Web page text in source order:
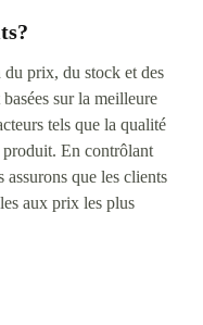
prix, du stock et des
sur la meilleure
tels que la qualité
En contrôlant
assurons que les clients
aux prix les plus